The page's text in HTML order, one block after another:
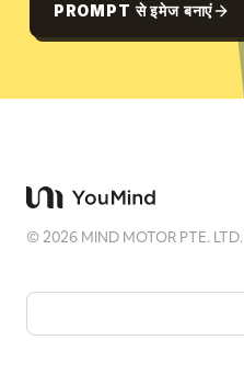
PROMPT से इमेज बनाएं
©2026 MIND MOTOR PTE. LTD.